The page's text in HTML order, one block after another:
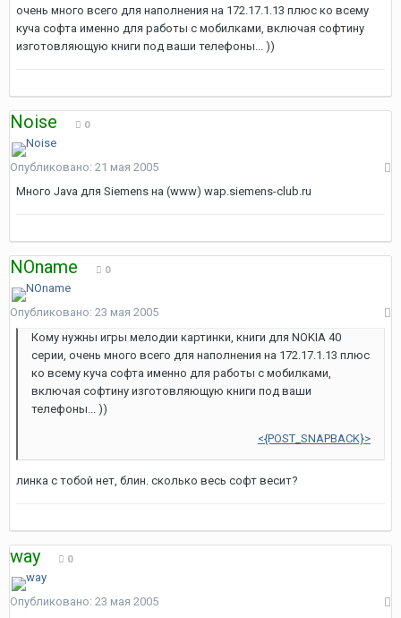
очень много всего для наполнения на 172.17.1.13 плюс ко всему
куча софта именно для работы с мобилками, включая софтину
изготовляющую книги под ваши телефоны... ))
Noise 0
Опубликовано: 21 мая 2005
Много Java для Siemens на (www) wap.siemens-club.ru
NOname 0
Опубликовано: 23 мая 2005
Кому нужны игры мелодии картинки, книги для NOKIA 40
серии, очень много всего для наполнения на 172.17.1.13 плюс
ко всему куча софта именно для работы с мобилками,
включая софтину изготовляющую книги под ваши
телефоны... ))
<{POST_SNAPBACK}>
линка с тобой нет, блин. сколько весь софт весит?
way 0
Опубликовано: 23 мая 2005